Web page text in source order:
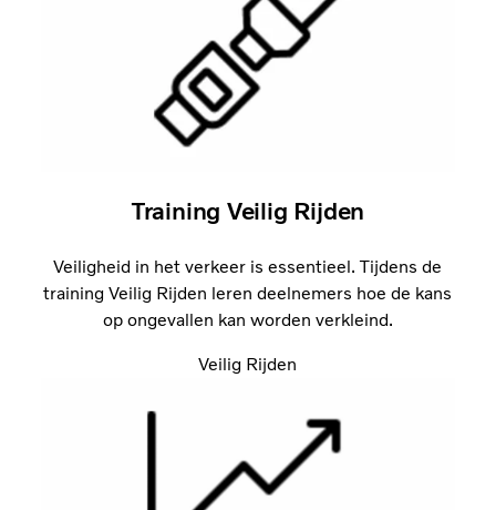
Training Veilig Rijden
Veiligheid in het verkeer is essentieel. Tijdens de
training Veilig Rijden leren deelnemers hoe de kans
op ongevallen kan worden verkleind.
Veilig Rijden